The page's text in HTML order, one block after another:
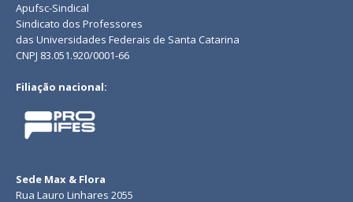
Apufsc-Sindical
Sindicato dos Professores
das Universidades Federais de Santa Catarina
CNPJ 83.051.920/0001-66
Filiação nacional:
Sede Max & Flora
Rua Lauro Linhares 2055